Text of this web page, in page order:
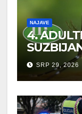
NAJAVE
4.
SRP 29, 2026